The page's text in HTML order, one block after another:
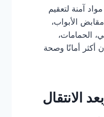
آمنة لتعقيم
الأبواب،
الحمامات،
أكثر أمانًا وصحة
الانتقال